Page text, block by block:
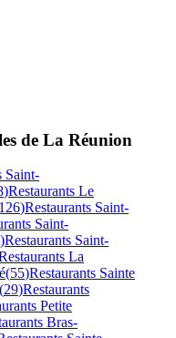
de La Réunion
Saint-
)Restaurants Le
126)Restaurants Saint-
Saint-
)Restaurants Saint-
La
(55)Restaurants Sainte
(29)Restaurants
Petite
Bras-